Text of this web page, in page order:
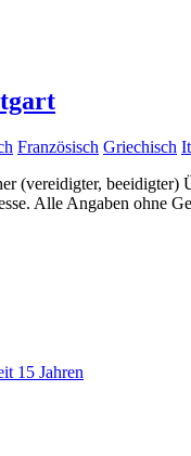
Französisch Griechisch
(vereidigter, beeidigter)
Alle Angaben ohne
15 Jahren